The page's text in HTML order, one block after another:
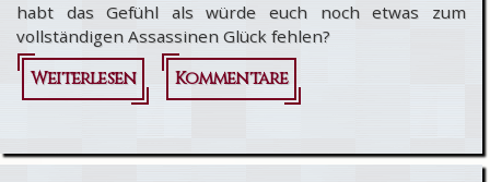
habt das Gefühl als würde euch noch etwas zum
vollständigen Assassinen Glück fehlen?
Weiterlesen
über Fühlt ihr
unvollständig?
Kommentare